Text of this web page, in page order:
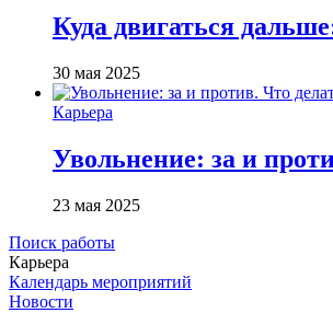
Куда двигаться
30 мая 2025
Карьера
Увольнение: за и
23 мая 2025
Поиск работы
Карьера
Календарь мероприятий
Новости